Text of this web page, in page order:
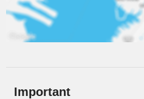
Important